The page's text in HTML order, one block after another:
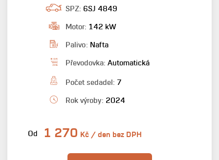
SPZ: 6SJ 4849
Motor: 142 kW
Palivo: Nafta
Převodovka: Automatická
Počet sedadel: 7
Rok výroby: 2024
Od 1 270 Kč / den bez DPH